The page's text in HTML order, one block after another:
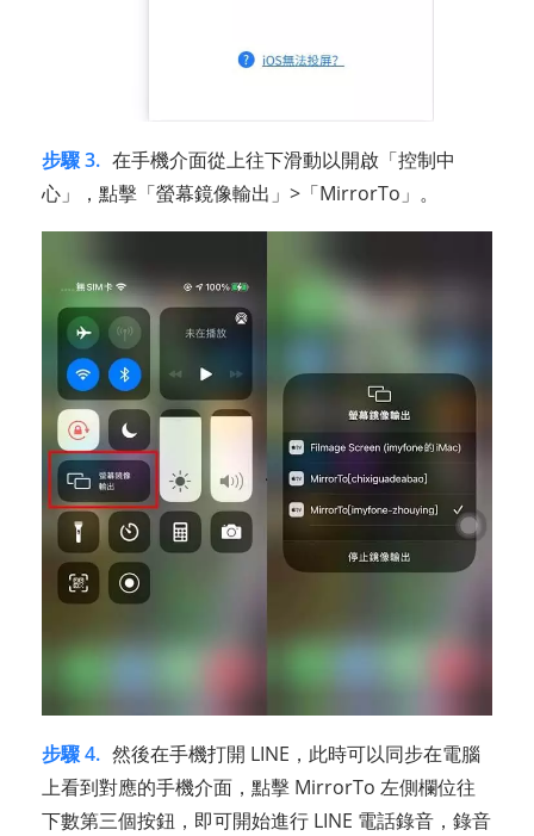
步驟 3. 在手機介面從上往下滑動以開啟「控制中
心」，點擊「螢幕鏡像輸出」>「MirrorTo」。
步驟 4. 然後在手機打開 LINE，此時可以同步在電腦
上看到對應的手機介面，點擊 MirrorTo 左側欄位往
下數第三個按鈕，即可開始進行 LINE 電話錄音，錄音